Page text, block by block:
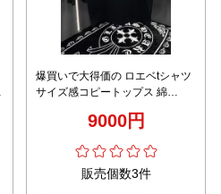
爆買いで大得価の ロエベtシャツ
サイズ感コピートップス 綿
9000円
販売個数3件